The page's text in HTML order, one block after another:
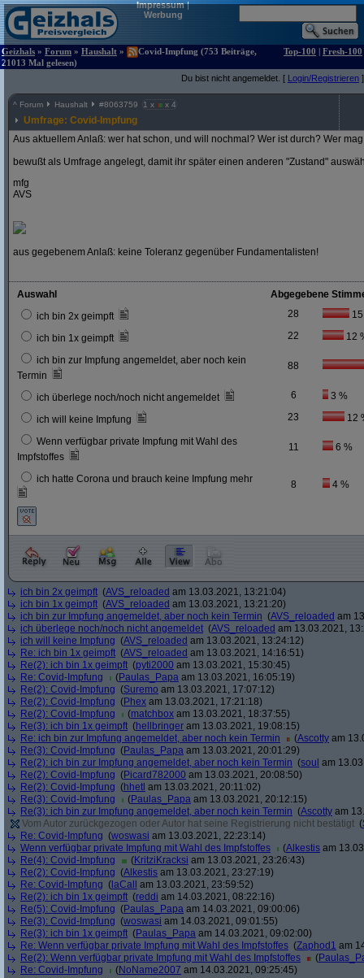
Impressum|
Werbung
Geizhals » Forum » Haushalt »
Covid-Impfung (753 Beiträge,
21013 Mal gelesen)
Top-100 | Fresh-100
Du bist nicht angemeldet. [ Login/Registrieren ]
^ Forum Haushalt #8063759 1 x x 4
Umfrage: Covid-Impfung
Aus aktuellem Anlaß: wer hat schon, und will nochmal? Wer ist durch? Wer
bewußt als Umfrage angelegt, damit ihr später einen anderen "Zustand"
mfg
AVS
aus gegebenem Anlaß: keine Toleranz gegenüber Fundamentalisten!
Auswahl
Abgegebene
ich bin 2x geimpft
28 15
ich bin 1x geimpft 22 12
ich bin zur Impfung angemeldet, aber noch kein
Termin
88
ich überlege noch/noch nicht angemeldet 6 3 %
ich will keine Impfung 23 12
Wenn verfügbar private Impfung mit Wahl des
Impfstoffes
11 6 %
ich hatte Corona und brauch keine Impfung mehr 8 4 %
ich bin 2x geimpft (AVS_reloaded am 13.03.2021, 13:21:04)
ich bin 1x geimpft (AVS_reloaded am 13.03.2021, 13:21:20)
ich bin zur Impfung angemeldet, aber noch kein Termin (AVS_reloaded am
ich überlege noch/noch nicht angemeldet (AVS_reloaded am 13.03.2021,
ich will keine Impfung (AVS_reloaded am 13.03.2021, 13:24:12)
Re: ich bin 1x geimpft (AVS_reloaded am 13.03.2021, 14:16:51)
Re(2): ich bin 1x geimpft (pyti2000 am 13.03.2021, 15:30:45)
Re: Covid-Impfung
(Paulas_Papa am 13.03.2021, 16:05:19)
Re(2): Covid-Impfung (Suremo am 13.03.2021, 17:07:12)
Re(2): Covid-Impfung (Phex am 13.03.2021, 17:21:18)
Re(2): Covid-Impfung
(matchbox am 13.03.2021, 18:37:55)
Re(3): ich bin 1x geimpft (hellbringer am 13.03.2021, 19:08:15)
Re: ich bin zur Impfung angemeldet, aber noch kein Termin
(Ascotty am
Re(3): Covid-Impfung (Paulas_Papa am 13.03.2021, 20:01:29)
Re(2): ich bin zur Impfung angemeldet, aber noch kein Termin (soul am
Re(2): Covid-Impfung (Picard782000 am 13.03.2021, 20:08:50)
Re(2): Covid-Impfung (hhetl am 13.03.2021, 20:11:02)
Re(3): Covid-Impfung
(Paulas_Papa am 13.03.2021, 20:12:15)
Re(3): ich bin zur Impfung angemeldet, aber noch kein Termin (Ascotty am
Vom Autor zurückgezogen oder Autor hat seine Registrierung nicht bestätigt (
Re: Covid-Impfung (woswasi am 13.03.2021, 22:23:14)
Wenn verfügbar private Impfung mit Wahl des Impfstoffes
(Alkestis am
Re(4): Covid-Impfung
(KritziKracksi am 13.03.2021, 23:26:43)
Re(2): Covid-Impfung (Alkestis am 13.03.2021, 23:27:19)
Re: Covid-Impfung ( laCall
am 13.03.2021, 23:59:52)
Re(2): ich bin 1x geimpft (reddi am 14.03.2021, 08:22:16)
Re(5): Covid-Impfung (Paulas_Papa am 14.03.2021, 09:00:06)
Re(3): Covid-Impfung (woswasi am 14.03.2021, 09:01:55)
Re(3): ich bin 1x geimpft (Paulas_Papa am 14.03.2021, 09:02:00)
Re: Wenn verfügbar private Impfung mit Wahl des Impfstoffes (Zaphod1 am
Re(2): Wenn verfügbar private Impfung mit Wahl des Impfstoffes
(
Re: Covid-Impfung
(NoName2007 am 14.03.2021, 09:25:45)